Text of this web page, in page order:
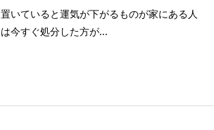
置いていると運気が下がるものが家にある人
は今すぐ処分した方が...